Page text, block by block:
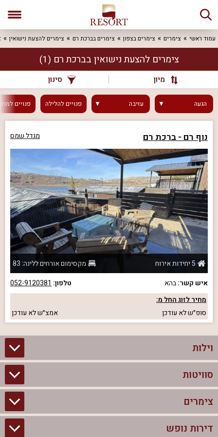
עמוד ראשי צימרים צימרים בצפון צימרים בברכת רם צימרים להצעת נישואין
צימרים להצעת נישואין בברכת רם (1)
מיון סינון
הגעה עזיבה פנוייםלהלילה פנויים
נוף רם - ברכת רם מגדל שמס
5 יחידות אירוח
מקסימום אורחים ללינה: 83
איש קשר:בהא טלפון: 052-9120381
מחיר לזוג החל מ:
סופ״שלא עודכן אמצ״שלא עודכן
וילות
וילות בצפון
וילות להשכרה
סוויטות
סוויטות בצפון
צימרים לזוגות עם בריכה פרטית
צימרים
צימרים בצפון
דירות נופש